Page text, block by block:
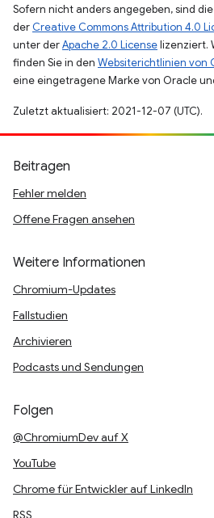
Sofern nicht anders angegeben, sind
der Creative Commons Attribution 4.0
unter derApache 2.0 Licenselizenziert.
finden Sie in den Websiterichtlinien von
eine eingetragene Marke von Oracle
Zuletzt aktualisiert: 2021-12-07 (UTC).
Beitragen
Fehler melden
Offene Fragen ansehen
Weitere Informationen
Chromium-Updates
Fallstudien
Archivieren
Podcasts und Sendungen
Folgen
@ChromiumDev auf X
YouTube
Chrome für Entwickler auf LinkedIn
RSS